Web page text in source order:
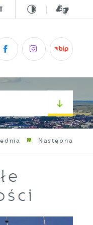
Następna